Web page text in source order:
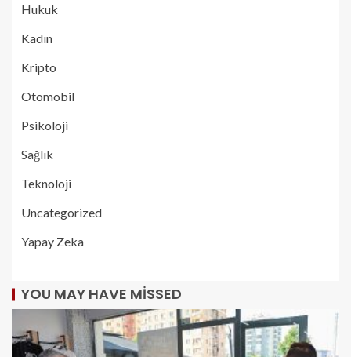
Hukuk
Kadın
Kripto
Otomobil
Psikoloji
Sağlık
Teknoloji
Uncategorized
Yapay Zeka
YOU MAY HAVE MISSED